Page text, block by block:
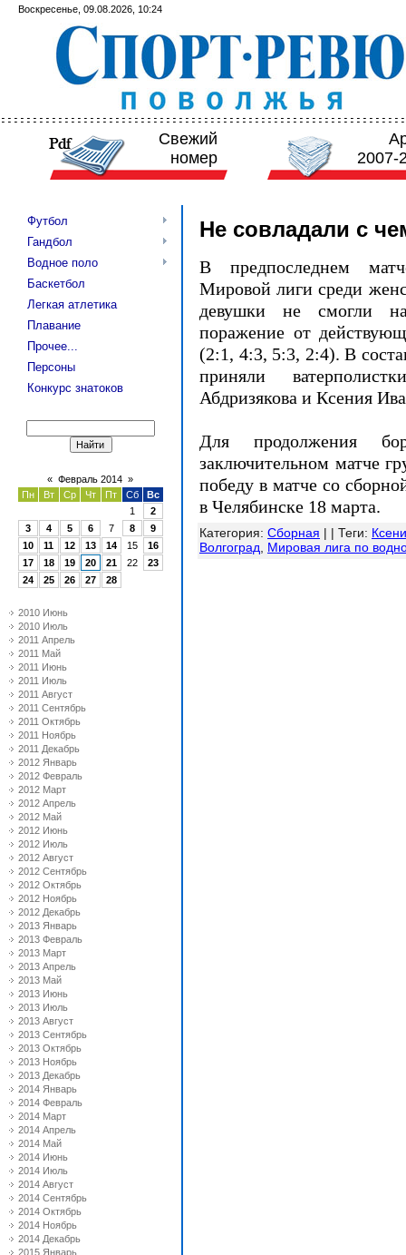
Воскресенье, 09.08.2026, 10:24
Свежий
номер
2007-
Футбол
Гандбол
Водное поло
Баскетбол
Легкая атлетика
Плавание
Прочее...
Персоны
Конкурс знатоков
« Февраль 2014 »
Пн
Вт Ср Чт Пт Сб
Вс
1
2
3
4 5 6 7 8
9
10
11 12 13 14 15
16
17
18 19 20 21 22
23
24
25 26 27 28
2010 Июнь
2010 Июль
2011 Апрель
2011 Май
2011 Июнь
2011 Июль
2011 Август
2011 Сентябрь
2011 Октябрь
2011 Ноябрь
2011 Декабрь
2012 Январь
2012 Февраль
2012 Март
2012 Апрель
2012 Май
2012 Июнь
2012 Июль
2012 Август
2012 Сентябрь
2012 Октябрь
2012 Ноябрь
2012 Декабрь
2013 Январь
2013 Февраль
2013 Март
2013 Апрель
2013 Май
2013 Июнь
2013 Июль
2013 Август
2013 Сентябрь
2013 Октябрь
2013 Ноябрь
2013 Декабрь
2014 Январь
2014 Февраль
2014 Март
2014 Апрель
2014 Май
2014 Июнь
2014 Июль
2014 Август
2014 Сентябрь
2014 Октябрь
2014 Ноябрь
2014 Декабрь
2015 Январь
Не совладали с
В предпоследнем
Мировой лиги среди
девушки не смогли
поражение от
(2:1, 4:3, 5:3, 2:4). В
приняли
Абдризякова и Ксения
Для продолжения
заключительном матче
победу в матче со
в Челябинске 18 марта.
Категория: Сборная | | Теги:
Волгоград
Мировая лига по